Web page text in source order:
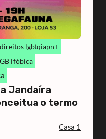
direitos lgbtqiapn+
Jandaíra
o termo
Casa 1